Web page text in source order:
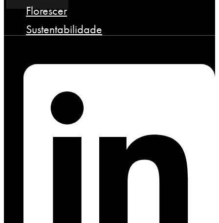
Florescer
Sustentabilidade